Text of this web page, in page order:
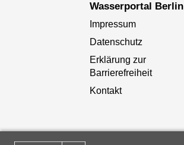
Wasserportal Berlin
Impressum
Datenschutz
Erklärung zur
Barrierefreiheit
Kontakt